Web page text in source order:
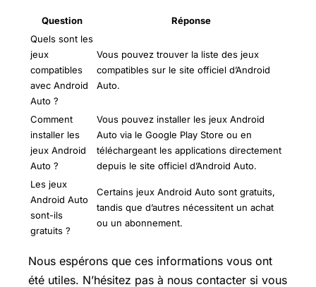
Question
Réponse
Quels sont les
jeux
compatibles
avec Android
Auto ?
Vous pouvez trouver la liste des jeux
compatibles sur le site officiel d’Android
Auto.
Comment
installer les
jeux Android
Auto ?
Vous pouvez installer les jeux Android
Auto via le Google Play Store ou en
téléchargeant les applications directement
depuis le site officiel d’Android Auto.
Les jeux
Android Auto
sont-ils
gratuits ?
Certains jeux Android Auto sont gratuits,
tandis que d’autres nécessitent un achat
ou un abonnement.
Nous espérons que ces informations vous ont
été utiles. N’hésitez pas à nous contacter si vous